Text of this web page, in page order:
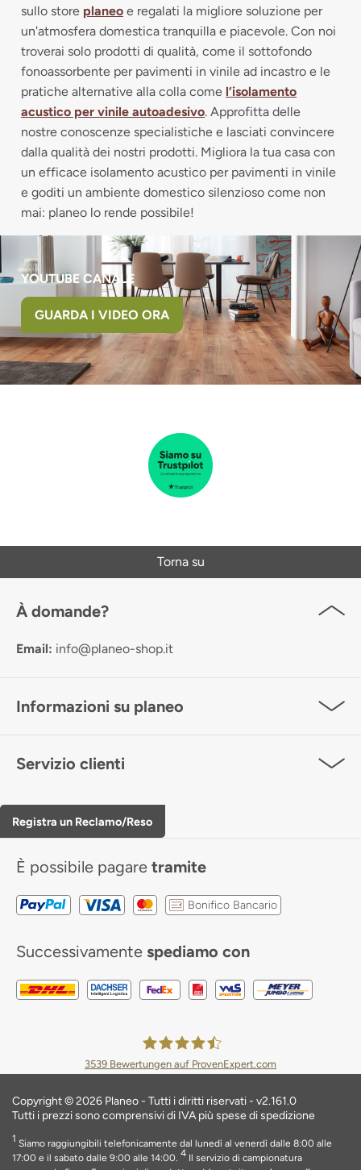
sullo store planeo e regalati la migliore soluzione per
un'atmosfera domestica tranquilla e piacevole. Con noi
troverai solo prodotti di qualità, come il sottofondo
fonoassorbente per pavimenti in vinile ad incastro e le
pratiche alternative alla colla come l‘isolamento
acustico per vinile autoadesivo. Approfitta delle
nostre conoscenze specialistiche e lasciati convincere
dalla qualità dei nostri prodotti. Migliora la tua casa con
un efficace isolamento acustico per pavimenti in vinile
e goditi un ambiente domestico silenzioso come non
mai: planeo lo rende possibile!
YOUTUBE CANALE
GUARDA I VIDEO ORA
Torna su
À domande?
Email: info@planeo-shop.it
Informazioni su planeo
Servizio clienti
Registra un Reclamo/Reso
È possibile pagare tramite
Bonifico Bancario
Successivamente spediamo con
3539 Bewertungen auf ProvenExpert.com
Copyright © 2026 Planeo - Tutti i diritti riservati - v2.161.0
Tutti i prezzi sono comprensivi di IVA più spese di spedizione
1 Siamo raggiungibili telefonicamente dal lunedì al venerdì dalle 8:00 alle
17:00 e il sabato dalle 9:00 alle 14:00. 4 Il servizio di campionatura